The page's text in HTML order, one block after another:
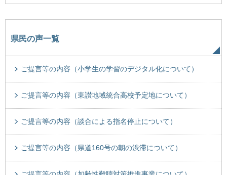
県民の声一覧
ご提言等の内容（小学生の学習のデジタル化について）
ご提言等の内容（東讃地域統合高校予定地について）
ご提言等の内容（談合による指名停止について）
ご提言等の内容（県道160号の朝の渋滞について）